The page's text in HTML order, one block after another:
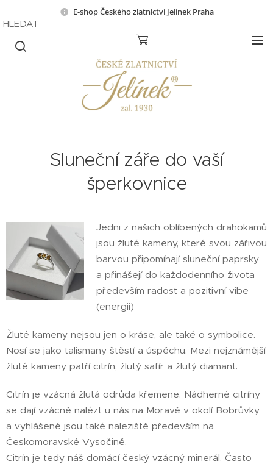
E-shop Českého zlatnictví Jelínek Praha
HLEDAT
Sluneční záře do vaší
šperkovnice
Jedni z našich oblíbených drahokamů
jsou žluté kameny, které svou zářivou
barvou připomínají sluneční paprsky
a přinášejí do každodenního života
především radost a pozitivní vibe
(energii) ☀️
Žluté kameny nejsou jen o kráse, ale také o symbolice.
Nosí se jako talismany štěstí a úspěchu. Mezi nejznámější
žluté kameny patří citrín, žlutý safír a žlutý diamant.
Citrín je vzácná žlutá odrůda křemene. Nádherné citríny
se dají vzácně nalézt u nás na Moravě v okolí Bobrůvky
a vyhlášené jsou také naleziště především na
Českomoravské Vysočině.
Citrín je tedy náš domácí český vzácný minerál. Často